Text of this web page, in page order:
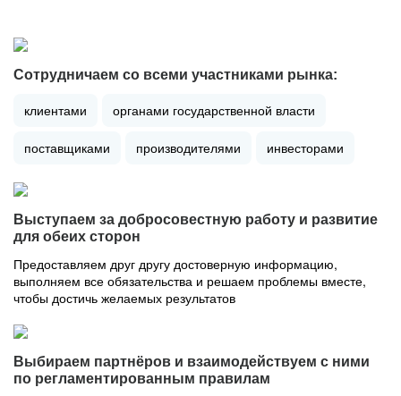
Сотрудничаем со всеми участниками рынка:
клиентами органами государственной власти
поставщиками производителями инвесторами
Выступаем за добросовестную работу и развитие
для обеих сторон
Предоставляем друг другу достоверную информацию,
выполняем все обязательства и решаем проблемы вместе,
чтобы достичь желаемых результатов
Выбираем партнёров и взаимодействуем с ними
по регламентированным правилам